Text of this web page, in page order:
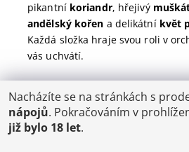
pikantní koriandr, hřejivý
andělský kořen a delikátní květ
Každá složka hraje svou roli v
vás uchvátí.
POŠTOVNÉ
ČR: od 95,-
SK: 350,-
Nacházíte se na stránkách s
nápojů. Pokračováním v
již bylo 18 let.